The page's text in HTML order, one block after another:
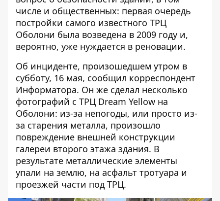
числе и общественных: первая очередь
постройки самого известного ТРЦ
Оболони была возведена в 2009 году и,
вероятно, уже нуждается в реновации.
Об инциденте, произошедшем утром в
субботу, 16 мая, сообщил корреспондент
Информатора. Он же сделал несколько
фотографий с ТРЦ Dream Yellow на
Оболони: из-за непогоды, или просто из-
за старения металла, произошло
повреждение внешней конструкции
галереи второго этажа здания. В
результате металлические элементы
упали на землю, на асфальт тротуара и
проезжей части под ТРЦ.